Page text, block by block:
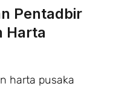
Pentadbir
Harta
harta pusaka